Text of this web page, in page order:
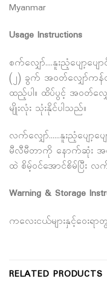
Myanmar
Usage Instructions
စက်လျှော်….နူးညံ့ပျော့ပျ
(၂) ခွက် အဝတ်လျှော်ကန်
ထည့်ပါ။ ထိပ်ပွင့် အဝတ်လ
မျိုးလုံး သုံးနိုင်ပါသည်။
လက်လျှော်……နူးညံ့ပျော့ပ
မီလီမီတာကို နောက်ဆုံး အ
ထဲ စိမ့်ဝင်အောင်စိမ်ပြီး လ
Warning & Storage
ကလေးငယ်များနှင့်ဝေးရ
RELATED PRODUCTS